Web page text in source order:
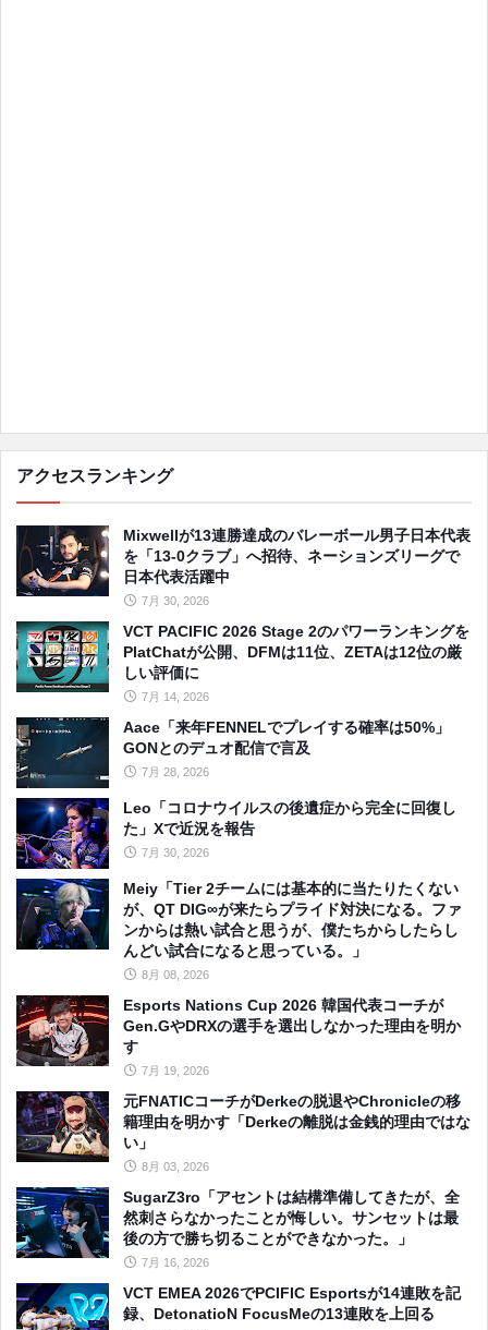
アクセスランキング
Mixwellが13連勝達成のバレーボール男子日本代表
を「13-0クラブ」へ招待、ネーションズリーグで
日本代表活躍中
7月 30, 2026
VCT PACIFIC 2026 Stage 2のパワーランキングを
PlatChatが公開、DFMは11位、ZETAは12位の厳
しい評価に
7月 14, 2026
Aace「来年FENNELでプレイする確率は50%」
GONとのデュオ配信で言及
7月 28, 2026
Leo「コロナウイルスの後遺症から完全に回復し
た」Xで近況を報告
7月 30, 2026
Meiy「Tier 2チームには基本的に当たりたくない
が、QT DIG∞が来たらプライド対決になる。ファ
ンからは熱い試合と思うが、僕たちからしたらし
んどい試合になると思っている。」
8月 08, 2026
Esports Nations Cup 2026 韓国代表コーチが
Gen.GやDRXの選手を選出しなかった理由を明か
す
7月 19, 2026
元FNATICコーチがDerkeの脱退やChronicleの移
籍理由を明かす「Derkeの離脱は金銭的理由ではな
い」
8月 03, 2026
SugarZ3ro「アセントは結構準備してきたが、全
然刺さらなかったことが悔しい。サンセットは最
後の方で勝ち切ることができなかった。」
7月 16, 2026
VCT EMEA 2026でPCIFIC Esportsが14連敗を記
録、DetonatioN FocusMeの13連敗を上回る